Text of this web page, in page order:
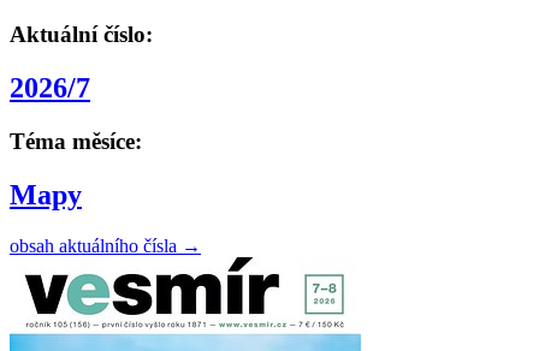
Aktuální číslo:
2026/7
Téma měsíce:
Mapy
obsah aktuálního čísla →